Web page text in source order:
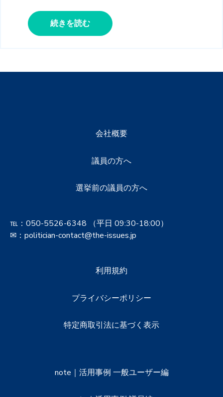
続きを読む
会社概要
議員の方へ
選挙前の議員の方へ
℡： 050-5526-6348 （平日 09:30-18:00）
✉：politician-contact@the-issues.jp
利用規約
プライバシーポリシー
特定商取引法に基づく表示
note｜活用事例 一般ユーザー編